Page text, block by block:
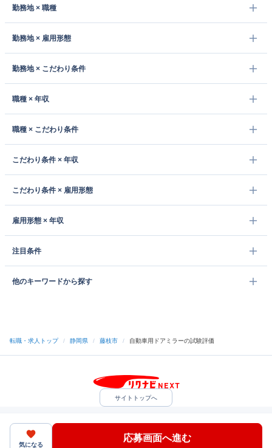
勤務地 × 職種
勤務地 × 雇用形態
勤務地 × こだわり条件
職種 × 年収
職種 × こだわり条件
こだわり条件 × 年収
こだわり条件 × 雇用形態
雇用形態 × 年収
注目条件
他のキーワードから探す
転職・求人トップ / 静岡県 / 藤枝市 / 自動車用ドアミラーの試験評価
気になる
応募画面へ進む
サイトトップへ
中途採用をご検討の企業様
ヘルプ・お問い合わせ
（C）Indeed Inc.